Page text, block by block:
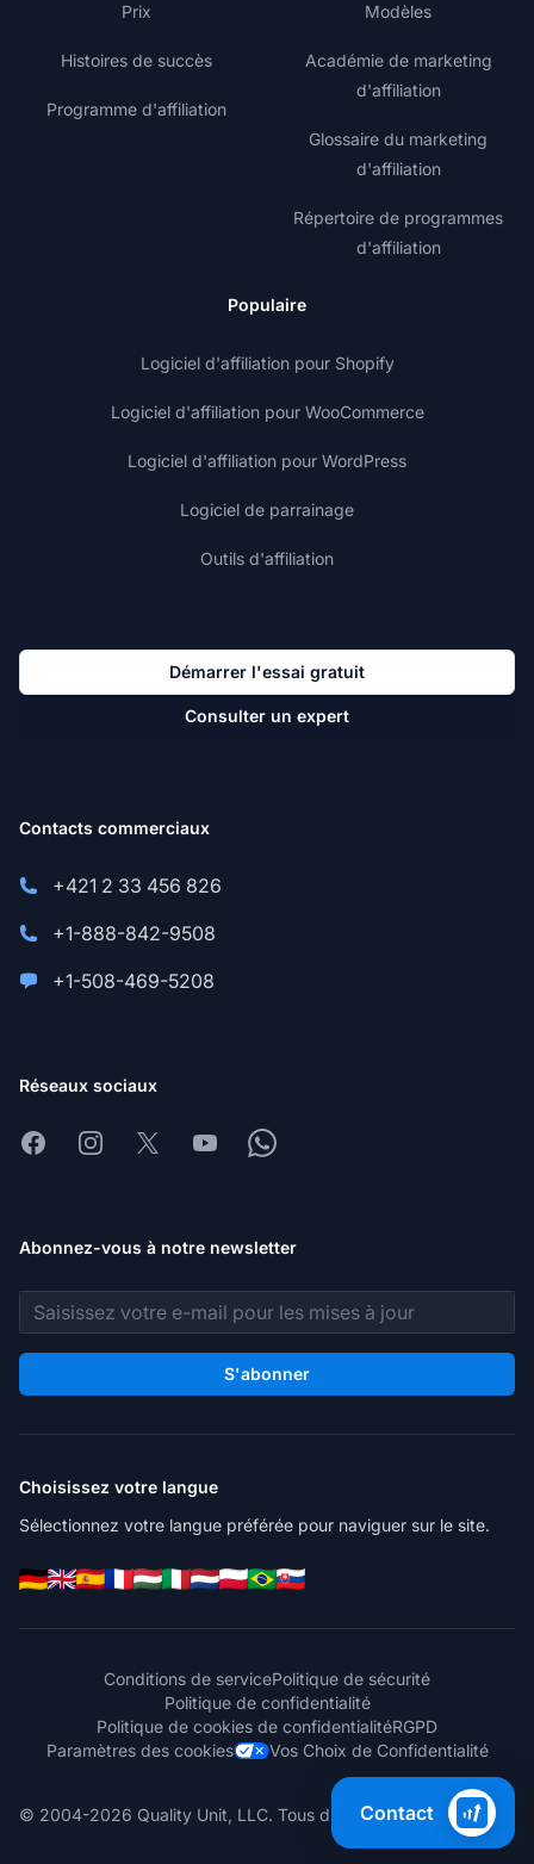
Prix
Histoires de succès
Programme d'affiliation
Modèles
Académie de marketing
d'affiliation
Glossaire du marketing
d'affiliation
Répertoire de programmes
d'affiliation
Populaire
Logiciel d'affiliation pour Shopify
Logiciel d'affiliation pour WooCommerce
Logiciel d'affiliation pour WordPress
Logiciel de parrainage
Outils d'affiliation
Démarrer l'essai gratuit
Consulter un expert
Contacts commerciaux
+421 2 33 456 826
+1-888-842-9508
+1-508-469-5208
Réseaux sociaux
FacebookInstagram
X YoutubeWhatsapp
Abonnez-vous à notre newsletter
Adresse e-mail
S'abonner
Choisissez votre langue
Sélectionnez votre langue préférée pour naviguer sur le site.
Conditions de servicePolitique de sécurité
Politique de confidentialité
Politique de cookies de confidentialitéRGPD
Paramètres des cookies
Vos Choix de Confidentialité
© 2004-2026 Quality Unit, LLC. Tous droits réservés.
Contact